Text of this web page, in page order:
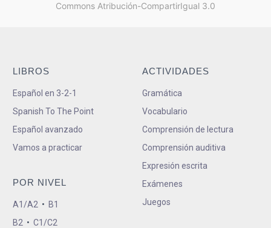
Commons Atribución-CompartirIgual 3.0
LIBROS
Español en 3-2-1
Spanish To The Point
Español avanzado
Vamos a practicar
POR NIVEL
A1/A2 • B1
B2 • C1/C2
ACTIVIDADES
Gramática
Vocabulario
Comprensión de lectura
Comprensión auditiva
Expresión escrita
Exámenes
Juegos